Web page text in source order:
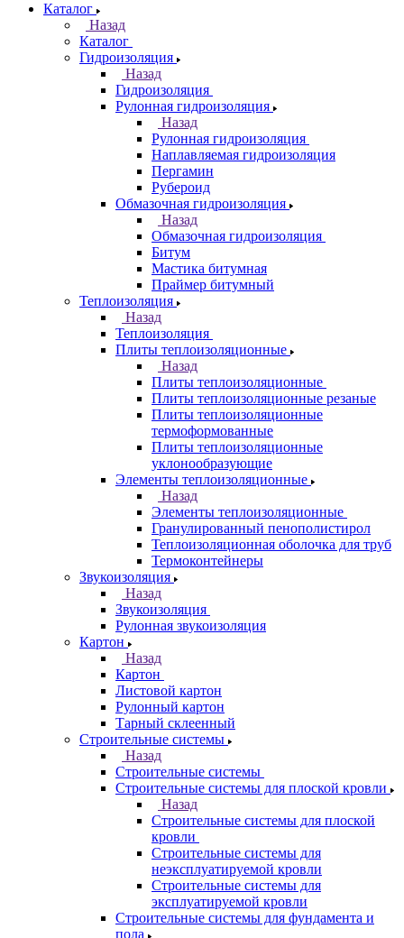
Каталог
Назад
Каталог
Гидроизоляция
Назад
Гидроизоляция
Рулонная гидроизоляция
Назад
Рулонная гидроизоляция
Наплавляемая гидроизоляция
Пергамин
Рубероид
Обмазочная гидроизоляция
Назад
Обмазочная гидроизоляция
Битум
Мастика битумная
Праймер битумный
Теплоизоляция
Назад
Теплоизоляция
Плиты теплоизоляционные
Назад
Плиты теплоизоляционные
Плиты теплоизоляционные резаные
Плиты теплоизоляционные
термоформованные
Плиты теплоизоляционные
уклонообразующие
Элементы теплоизоляционные
Назад
Элементы теплоизоляционные
Гранулированный пенополистирол
Теплоизоляционная оболочка для труб
Термоконтейнеры
Звукоизоляция
Назад
Звукоизоляция
Рулонная звукоизоляция
Картон
Назад
Картон
Листовой картон
Рулонный картон
Тарный склеенный
Строительные системы
Назад
Строительные системы
Строительные системы для плоской кровли
Назад
Строительные системы для плоской
кровли
Строительные системы для
неэксплуатируемой кровли
Строительные системы для
эксплуатируемой кровли
Строительные системы для фундамента и
пола